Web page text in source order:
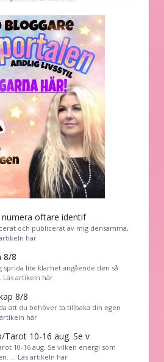
oftare identif
och publicerat av mig densamma,
här
8/8
sprida lite klarhet angående den så
Läs artikeln här
8/8
att du behöver ta tillbaka din egen
här
Tarot 10-16 aug. Se v
10-16 aug. Se vilken energi som
… Läs artikeln här